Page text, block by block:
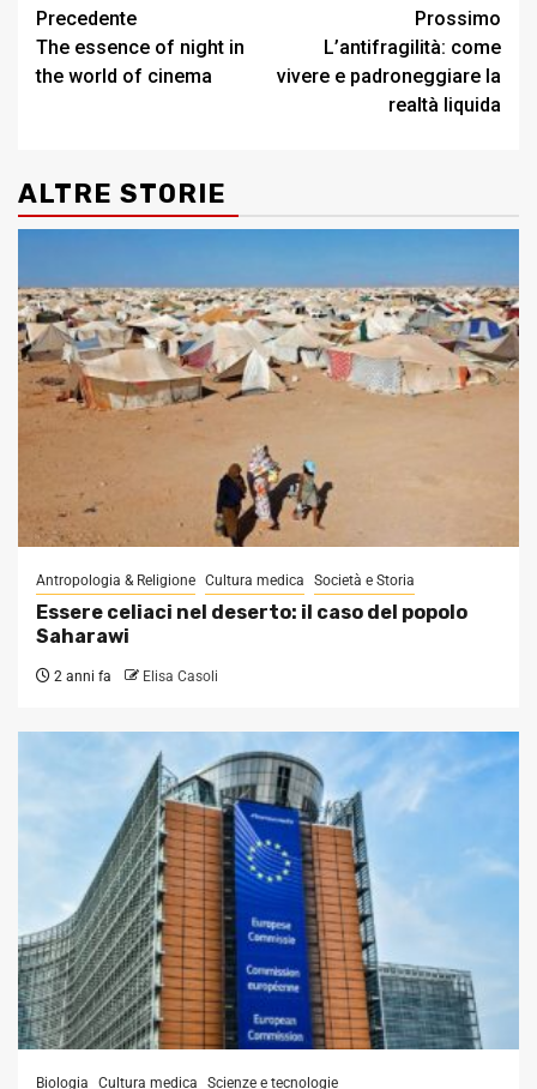
Post
navigation
Precedente
The essence of night in
the world of cinema
Prossimo
L’antifragilità: come
vivere e padroneggiare la
realtà liquida
ALTRE STORIE
Antropologia & Religione Cultura medica Società e Storia
Essere celiaci nel deserto: il caso del popolo
Saharawi
2 anni fa Elisa Casoli
Biologia Cultura medica Scienze e tecnologie